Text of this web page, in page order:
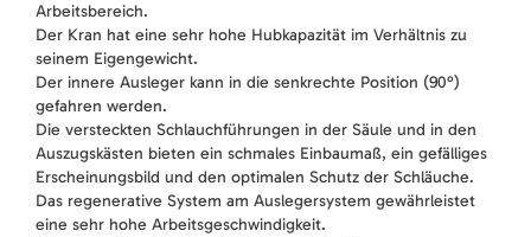
Arbeitsbereich.
Der Kran hat eine sehr hohe Hubkapazität im Verhältnis zu
seinem Eigengewicht.
Der innere Ausleger kann in die senkrechte Position (90°)
gefahren werden.
Die versteckten Schlauchführungen in der Säule und in den
Auszugskästen bieten ein schmales Einbaumaß, ein gefälliges
Erscheinungsbild und den optimalen Schutz der Schläuche.
Das regenerative System am Auslegersystem gewährleistet
eine sehr hohe Arbeitsgeschwindigkeit.